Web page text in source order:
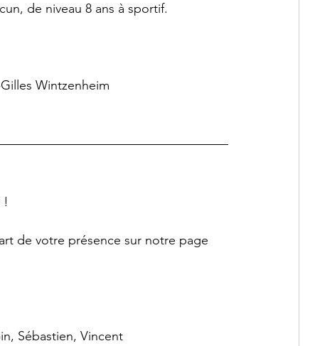
de niveau 8 ans à sportif.
Wintzenheim
!
de votre présence sur notre page
Sébastien, Vincent